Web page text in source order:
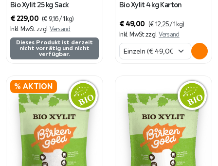
Bio Xylit 25 kg Sack
€ 229,00 (€ 9,16/ 1 kg)
Inkl. MwSt.zzgl.Versand
Dieses Produkt ist derzeit
nicht vorrätig und nicht
verfügbar.
Bio Xylit 4 kg Karton
€ 49,00 (€ 12,25/ 1 kg)
Inkl. MwSt.zzgl.Versand
% AKTION